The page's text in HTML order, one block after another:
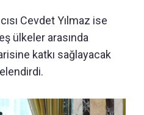
Cevdet Yılmaz ise
ülkeler arasında
katkı sağlayacak